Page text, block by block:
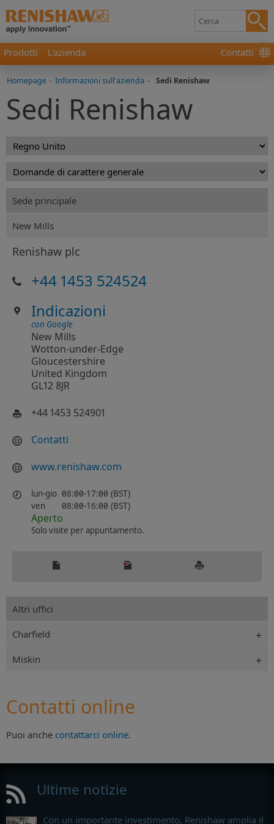
Prodotti L'azienda Contatti
Homepage - Informazioni sull'azienda - Sedi Renishaw
Sedi Renishaw
Sede principale
New Mills
Renishaw plc
+44 1453 524524
Indicazioni
con Google
New Mills
Wotton-under-Edge
Gloucestershire
United Kingdom
GL12 8JR
+44 1453 524901
Contatti
www.renishaw.com
lun-gio 08:00-17:00 (BST)
ven
08:00-16:00 (BST)
Aperto
Solo visite per appuntamento.
Altri uffici
Charfield
Miskin
Contatti online
Puoi anche contattarci online.
Ultime notizie
Con un importante investimento, Renishaw amplia il